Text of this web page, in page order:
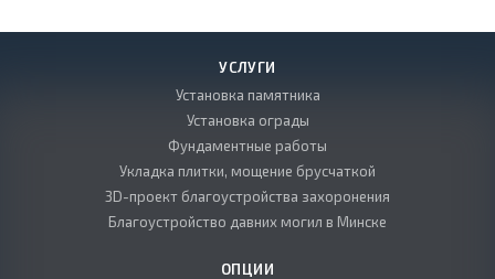
УСЛУГИ
Установка памятника
Установка ограды
Фундаментные работы
Укладка плитки, мощение брусчаткой
3D-проект благоустройства захоронения
Благоустройство давних могил в Минске
ОПЦИИ